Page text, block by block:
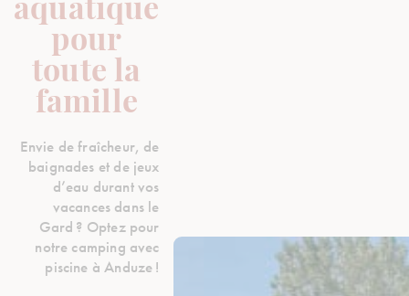
aquatique
pour
toute la
famille
Envie de fraîcheur, de
baignades et de jeux
d’eau durant vos
vacances dans le
Gard ? Optez pour
notre camping avec
piscine à Anduze !